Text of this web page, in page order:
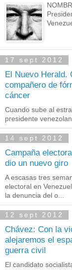
17 sept 2012
El Nuevo Herald.
compañero de
cáncer
Cuando sube al
presidente
14 sept 2012
Campaña
dio un nuevo giro
A escasas tres
electoral en
la denuncia del o...
12 sept 2012
Chávez: Con la
alejaremos el
guerra civil
El candidato